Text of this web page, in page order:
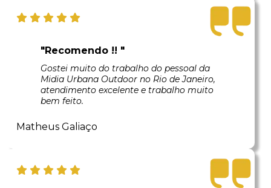
"Recomendo !! "
Gostei muito do trabalho do pessoal da
Midia Urbana Outdoor no Rio de Janeiro,
atendimento excelente e trabalho muito
bem feito.
Matheus Galiaço